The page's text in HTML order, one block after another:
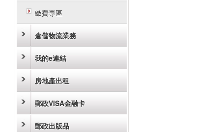
繳費專區
倉儲物流業務
我的e連結
房地產出租
郵政VISA金融卡
郵政出版品